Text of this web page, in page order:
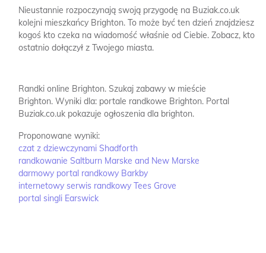
Nieustannie rozpoczynają swoją przygodę na Buziak.co.uk
kolejni mieszkańcy Brighton. To może być ten dzień znajdziesz
kogoś kto czeka na wiadomość właśnie od Ciebie. Zobacz, kto
ostatnio dołączył z Twojego miasta.
Randki online Brighton. Szukaj zabawy w mieście
Brighton. Wyniki dla: portale randkowe Brighton. Portal
Buziak.co.uk pokazuje ogłoszenia dla brighton.
Proponowane wyniki:
czat z dziewczynami Shadforth
randkowanie Saltburn Marske and New Marske
darmowy portal randkowy Barkby
internetowy serwis randkowy Tees Grove
portal singli Earswick